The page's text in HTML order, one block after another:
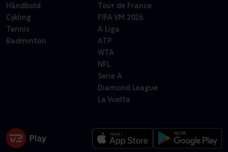
Håndbold
Cykling
Tennis
Badminton
Tour de France
FIFA VM 2026
A Liga
ATP
WTA
NFL
Serie A
Diamond League
La Vuelta